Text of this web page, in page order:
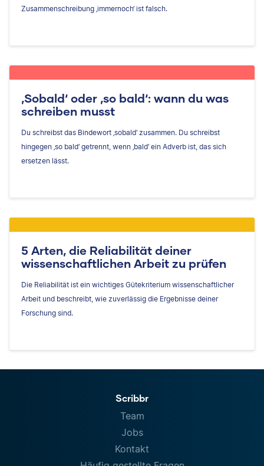
Zusammenschreibung ‚immernoch‘ ist falsch.
‚Sobald‘ oder ‚so bald‘: wann du was
schreiben musst
Du schreibst das Bindewort ‚sobald‘ zusammen. Du schreibst
hingegen ‚so bald‘ getrennt, wenn ‚bald‘ ein Adverb ist, das sich
ersetzen lässt.
5 Arten, die Reliabilität deiner
wissenschaftlichen Arbeit zu prüfen
Die Reliabilität ist ein wichtiges Gütekriterium wissenschaftlicher
Arbeit und beschreibt, wie zuverlässig die Ergebnisse deiner
Forschung sind.
Scribbr
Team
Jobs
Kontakt